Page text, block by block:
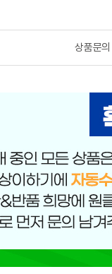
상품문의